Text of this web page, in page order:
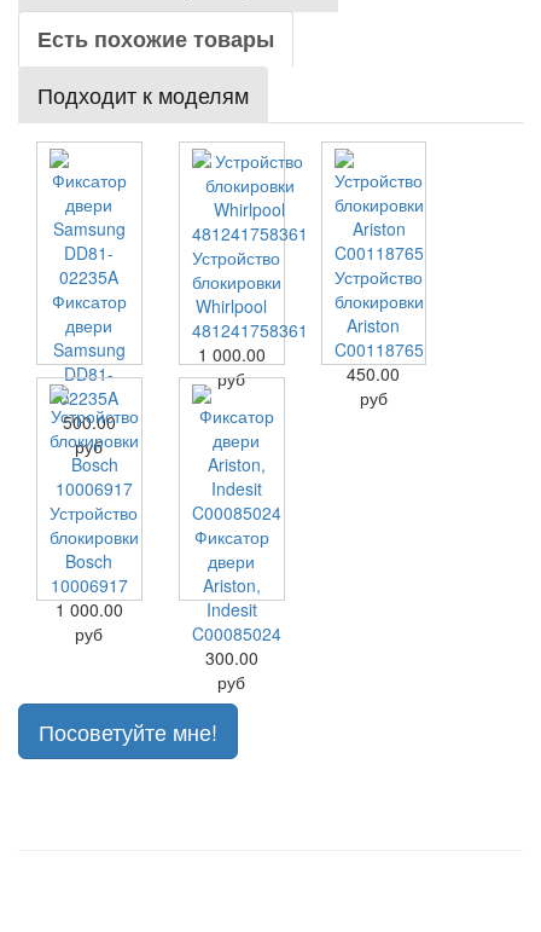
Есть похожие товары
Подходит к моделям
Фиксатор
двери
Samsung
DD81-
02235A
500.00
руб
Устройство
блокировки
Whirlpool
481241758361
1 000.00
руб
Устройство
блокировки
Ariston
C00118765
450.00
руб
Устройство
блокировки
Bosch
10006917
1 000.00
руб
Фиксатор
двери
Ariston,
Indesit
C00085024
300.00
руб
Посоветуйте мне!